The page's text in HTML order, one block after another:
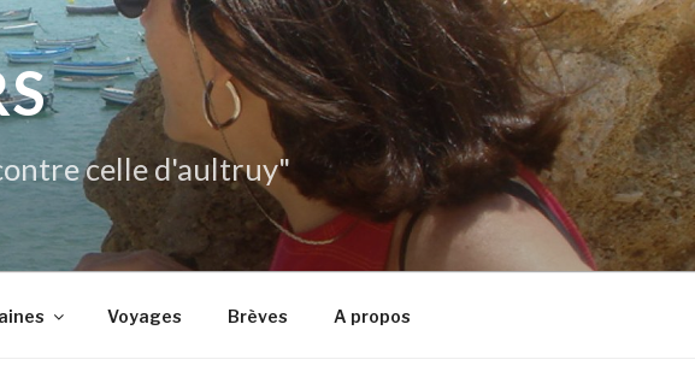
celle d'aultruy"
Voyages Brèves A propos